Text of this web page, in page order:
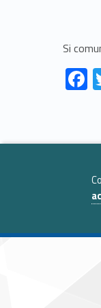
Si
Link identifier #identifier__5379-1
F
b
o
o
k
Link identifier #identifier__32444-2